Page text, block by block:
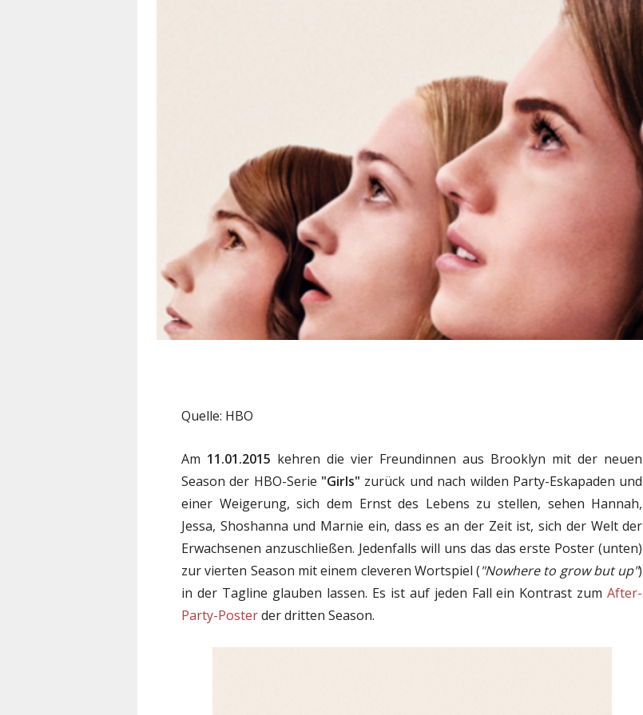
Quelle: HBO
Am 11.01.2015 kehren die vier Freundinnen aus Brooklyn mit der neuen
Season der HBO-Serie "Girls" zurück und nach wilden Party-Eskapaden und
einer Weigerung, sich dem Ernst des Lebens zu stellen, sehen Hannah,
Jessa, Shoshanna und Marnie ein, dass es an der Zeit ist, sich der Welt der
Erwachsenen anzuschließen. Jedenfalls will uns das das erste Poster (unten)
zur vierten Season mit einem cleveren Wortspiel ("Nowhere to grow but up")
in der Tagline glauben lassen. Es ist auf jeden Fall ein Kontrast zumAfter-
Party-Posterder dritten Season.